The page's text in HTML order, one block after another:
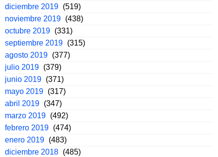
diciembre 2019 (519)
noviembre 2019 (438)
octubre 2019 (331)
septiembre 2019 (315)
agosto 2019 (377)
julio 2019 (379)
junio 2019 (371)
mayo 2019 (317)
abril 2019 (347)
marzo 2019 (492)
febrero 2019 (474)
enero 2019 (483)
diciembre 2018 (485)